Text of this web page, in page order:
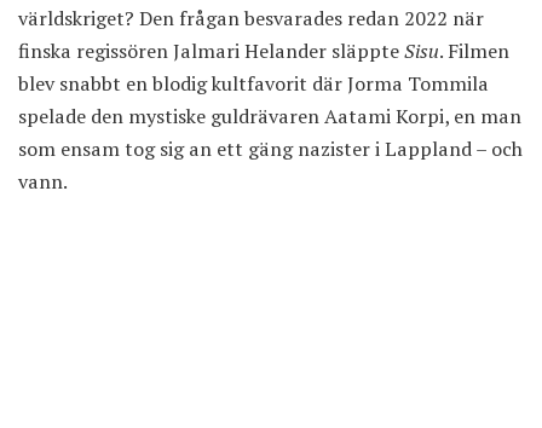
världskriget? Den frågan besvarades redan 2022 när
finska regissören Jalmari Helander släppteSisu. Filmen
blev snabbt en blodig kultfavorit där Jorma Tommila
spelade den mystiske guldrävaren Aatami Korpi, en man
som ensam tog sig an ett gäng nazister i Lappland – och
vann.